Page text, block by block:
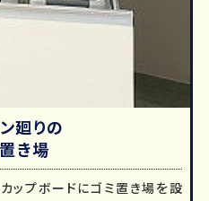
廻りの
き場
ップボードにゴミ置き場を設